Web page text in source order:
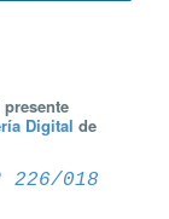
Digital de
226/018